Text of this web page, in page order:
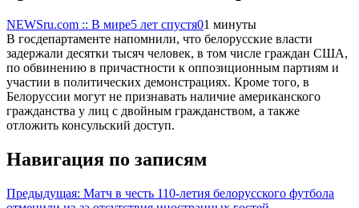
NEWSru.com :: В мире5 лет спустя01 минуты
В госдепартаменте напомнили, что белорусские власти
задержали десятки тысяч человек, в том числе граждан США,
по обвинению в причастности к оппозиционным партиям и
участии в политических демонстрациях. Кроме того, в
Белоруссии могут не признавать наличие американского
гражданства у лиц с двойным гражданством, а также
отложить консульский доступ.
Навигация по записям
Предыдущая: Матч в честь 110-летия белорусского футбола